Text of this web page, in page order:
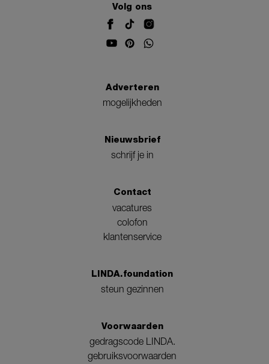
Volg ons
Adverteren
mogelijkheden
Nieuwsbrief
schrijf je in
Contact
vacatures
colofon
klantenservice
LINDA.foundation
steun gezinnen
Voorwaarden
gedragscode LINDA.
gebruiksvoorwaarden